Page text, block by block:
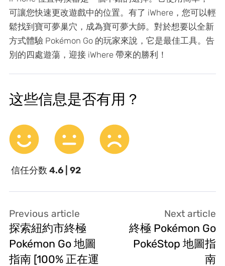
可讓您快速更改遊戲中的位置。有了 iWhere，您可以輕
鬆找到寶可夢巢穴，成為寶可夢大師。對於想要以全新
方式體驗 Pokémon Go 的玩家來說，它是最佳工具。告
別的四處遊蕩，迎接 iWhere 帶來的勝利！
这些信息是否有用？
信任分数 4.6 | 92
Previous article
探索紐約市終極
Pokémon Go 地圖
指南 [100% 正在運
Next article
終極 Pokémon Go
PokéStop 地圖指
南